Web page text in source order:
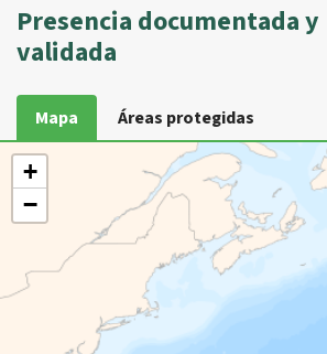
Presencia documentada y
validada
Mapa Áreas protegidas
+
−